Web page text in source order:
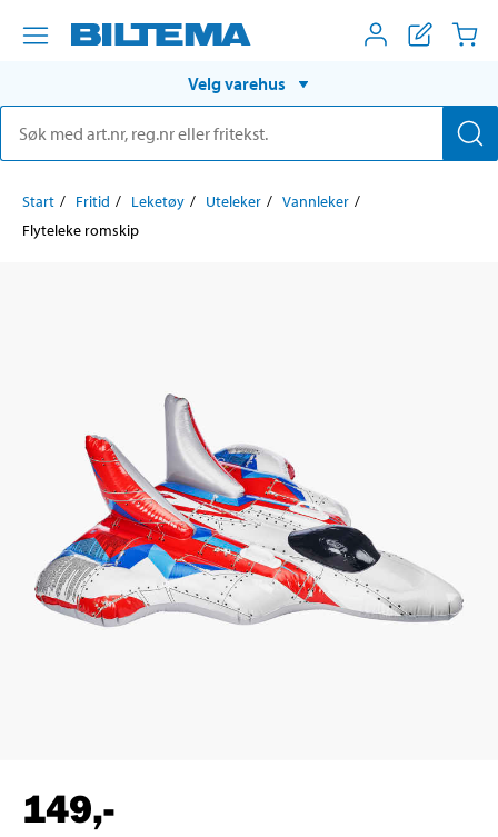
Velg varehus
Start Fritid Leketøy Uteleker
Vannleker
Flyteleke romskip
149,-